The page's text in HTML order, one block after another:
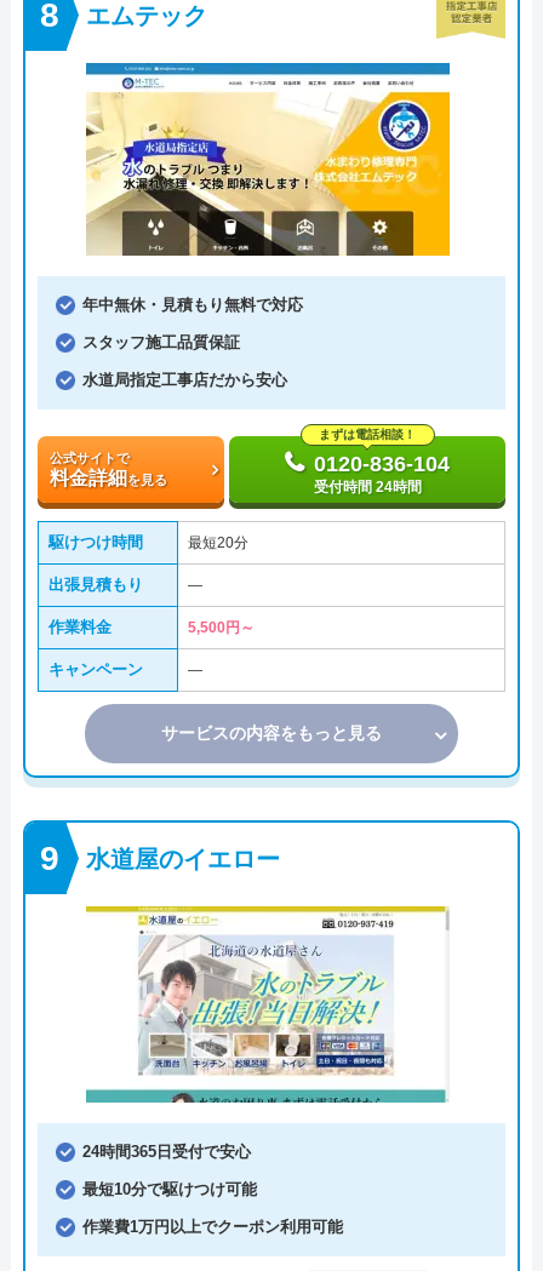
エムテック
年中無休・見積もり無料で対応
スタッフ施工品質保証
水道局指定工事店だから安心
公式サイトで
料金詳細を見る
まずは電話相談！
0120-836-104
受付時間 24時間
駆けつけ時間 最短20分
出張見積もり ―
作業料金 5,500円～
キャンペーン ―
サービスの内容をもっと見る
水道屋のイエロー
24時間365日受付で安心
最短10分で駆けつけ可能
作業費1万円以上でクーポン利用可能